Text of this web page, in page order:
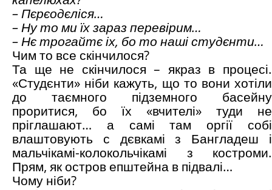
– Пєрєодєліся…
– Ну то ми їх зараз перевірим…
– Нє трогайтє іх, бо то наші студєнти…
Чим то все скінчилося?
Та ще не скінчилося – якраз в процесі.
«Студєнти» ніби кажуть, що то вони хотіли
до таємного підземного басейну
проритися, бо їх «вчителі» туди не
пріглашают… а самі там оргії собі
влаштовують с дєвкамі з Бангладеш і
мальчікамі-колокольчікамі з костроми.
Прям, як остров епштейна в підвалі…
Чому ніби?